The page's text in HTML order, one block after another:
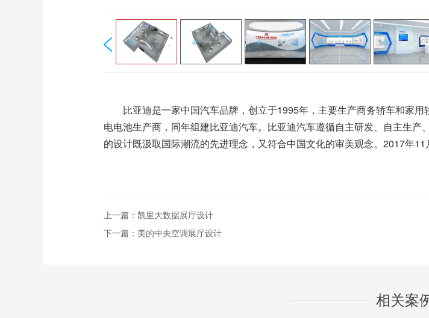
比亚迪是一家中国汽车品牌，创立于1995年，主要生产商务轿车和家用
电电池生产商，同年组建比亚迪汽车。比亚迪汽车遵循自主研发、自主生
的设计既汲取国际潮流的先进理念，又符合中国文化的审美观念。2017年11
上一篇： 凯里大数据展厅设计
下一篇： 美的中央空调展厅设计
相关案